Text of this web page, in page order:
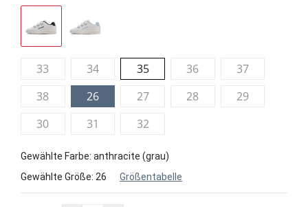
33 34 35 36
37
38
26 27 28
29
30
31 32
Gewählte Farbe: anthracite (grau)
Gewählte Größe: 26 Größentabelle